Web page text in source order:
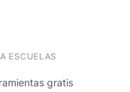
ESCUELAS
gratis